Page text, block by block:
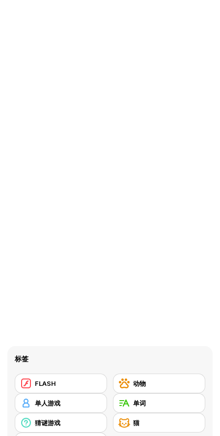
标签
FLASH 动物
单人游戏 单词
猜谜游戏 猫